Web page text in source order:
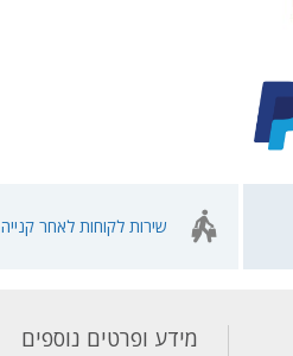
שירות לקוחות לאחר קנייה
מידע ופרטים נוספים